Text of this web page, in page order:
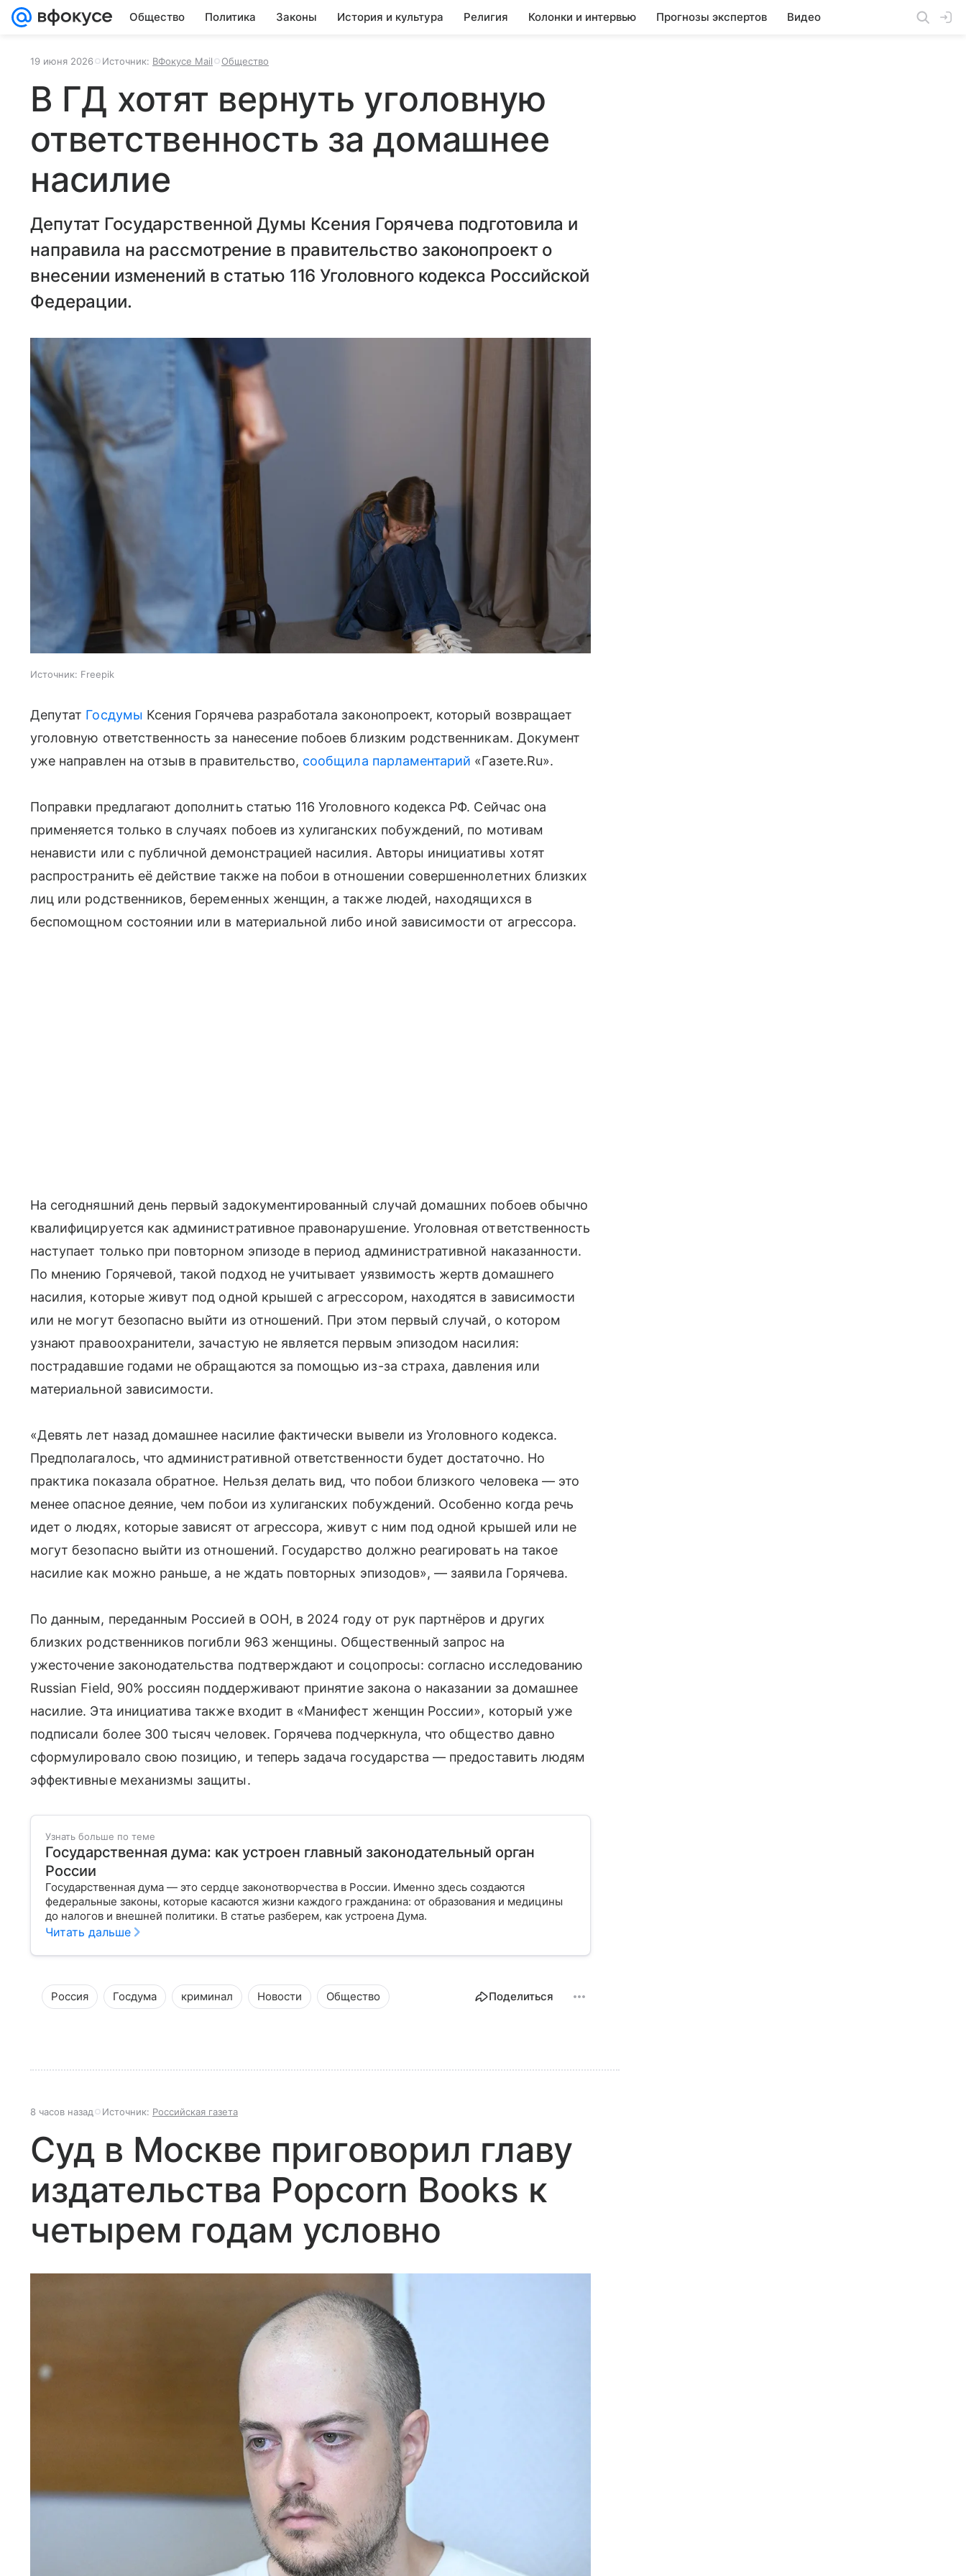
Общество Политика Законы История и культура Религия Колонки и интервью Прогнозы экспертов Видео
19 июня 2026 Источник: ВФокусе Mail Общество
В ГД хотят вернуть уголовную
ответственность за домашнее
насилие
Депутат Государственной Думы Ксения Горячева подготовила и
направила на рассмотрение в правительство законопроект о
внесении изменений в статью 116 Уголовного кодекса Российской
Федерации.
Источник: Freepik
Депутат Госдумы Ксения Горячева разработала законопроект, который возвращает
уголовную ответственность за нанесение побоев близким родственникам. Документ
уже направлен на отзыв в правительство, сообщила парламентарий «Газете.Ru».
Поправки предлагают дополнить статью 116 Уголовного кодекса РФ. Сейчас она
применяется только в случаях побоев из хулиганских побуждений, по мотивам
ненависти или с публичной демонстрацией насилия. Авторы инициативы хотят
распространить её действие также на побои в отношении совершеннолетних близких
лиц или родственников, беременных женщин, а также людей, находящихся в
беспомощном состоянии или в материальной либо иной зависимости от агрессора.
На сегодняшний день первый задокументированный случай домашних побоев обычно
квалифицируется как административное правонарушение. Уголовная ответственность
наступает только при повторном эпизоде в период административной наказанности.
По мнению Горячевой, такой подход не учитывает уязвимость жертв домашнего
насилия, которые живут под одной крышей с агрессором, находятся в зависимости
или не могут безопасно выйти из отношений. При этом первый случай, о котором
узнают правоохранители, зачастую не является первым эпизодом насилия:
пострадавшие годами не обращаются за помощью из-за страха, давления или
материальной зависимости.
«Девять лет назад домашнее насилие фактически вывели из Уголовного кодекса.
Предполагалось, что административной ответственности будет достаточно. Но
практика показала обратное. Нельзя делать вид, что побои близкого человека — это
менее опасное деяние, чем побои из хулиганских побуждений. Особенно когда речь
идет о людях, которые зависят от агрессора, живут с ним под одной крышей или не
могут безопасно выйти из отношений. Государство должно реагировать на такое
насилие как можно раньше, а не ждать повторных эпизодов», — заявила Горячева.
По данным, переданным Россией в ООН, в 2024 году от рук партнёров и других
близких родственников погибли 963 женщины. Общественный запрос на
ужесточение законодательства подтверждают и соцопросы: согласно исследованию
Russian Field, 90% россиян поддерживают принятие закона о наказании за домашнее
насилие. Эта инициатива также входит в «Манифест женщин России», который уже
подписали более 300 тысяч человек. Горячева подчеркнула, что общество давно
сформулировало свою позицию, и теперь задача государства — предоставить людям
эффективные механизмы защиты.
Узнать больше по теме
Государственная дума: как устроен главный законодательный орган
России
Государственная дума — это сердце законотворчества в России. Именно здесь создаются
федеральные законы, которые касаются жизни каждого гражданина: от образования и медицины
до налогов и внешней политики. В статье разберем, как устроена Дума.
Читать дальше
Россия Госдума криминал Новости Общество Поделиться
8 часов назад Источник: Российская газета
Суд в Москве приговорил главу
издательства Popcorn Books к
четырем годам условно